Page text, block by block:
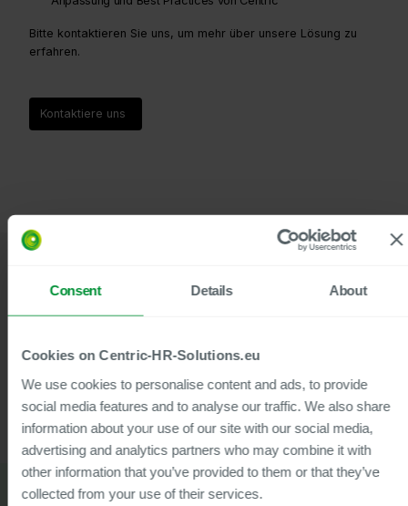
Consent Details About
Cookies on Centric-HR-Solutions.eu
We use cookies to personalise content and ads, to provide
social media features and to analyse our traffic. We also share
information about your use of our site with our social media,
advertising and analytics partners who may combine it with
other information that you’ve provided to them or that they’ve
collected from your use of their services.
Bitte kontaktieren Sie uns, um mehr über unsere Lösung zu
erfahren.
Kontaktiere uns
Kunden